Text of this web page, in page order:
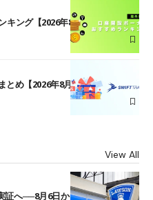
キング【2026年8月最新】
め【2026年8月最新】
View All
へ──8月6日からJPYCやUSDC対